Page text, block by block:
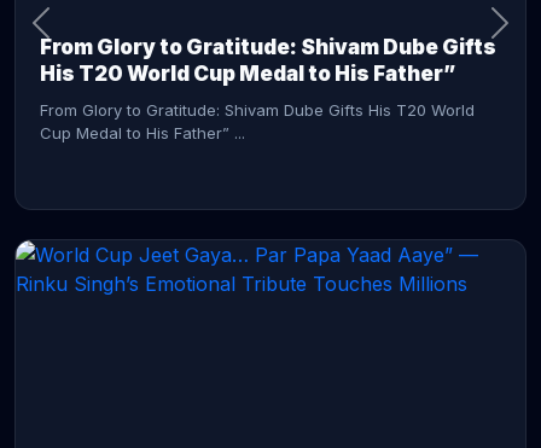
From Glory to Gratitude: Shivam Dube Gifts
His T20 World Cup Medal to His Father”
From Glory to Gratitude: Shivam Dube Gifts His T20 World
Cup Medal to His Father” ...